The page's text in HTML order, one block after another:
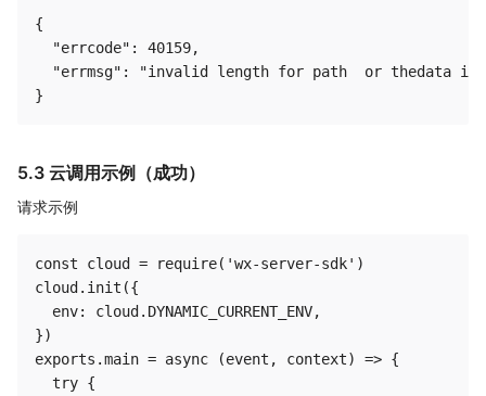
{
  "errcode": 40159,
"errmsg": "invalid length for path  or thedata is
5.3 云调用示例（成功）
请求示例
const cloud = require('wx-server-sdk')
cloud.init({
  env: cloud.DYNAMIC_CURRENT_ENV,
})
exports.main = async (event, context) => {
  try {